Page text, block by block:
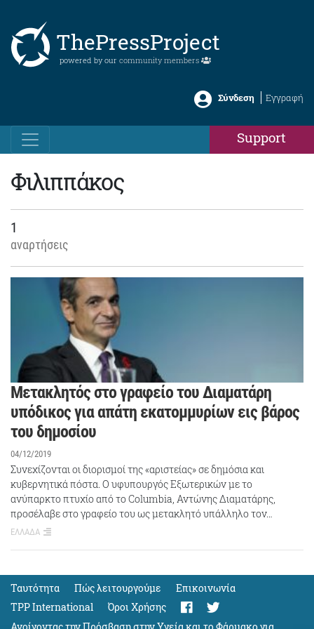
ThePressProject
powered by our community members
Σύνδεση Εγγραφή
Support
Φιλιππάκος
1
αναρτήσεις
Μετακλητός στο γραφείο του Διαματάρη
υπόδικος για απάτη εκατομμυρίων εις βάρος
του δημοσίου
04/12/2019
Συνεχίζονται οι διορισμοί της «αριστείας» σε δημόσια και
κυβερνητικά πόστα. Ο υφυπουργός Εξωτερικών με το
ανύπαρκτο πτυχίο από το Columbia, Αντώνης Διαματάρης,
προσέλαβε στο γραφείο του ως μετακλητό υπάλληλο τον…
ΕΛΛΑΔΑ
Ταυτότητα Πώς λειτουργούμε
Eπικοινωνία
TPP International
Όροι Χρήσης